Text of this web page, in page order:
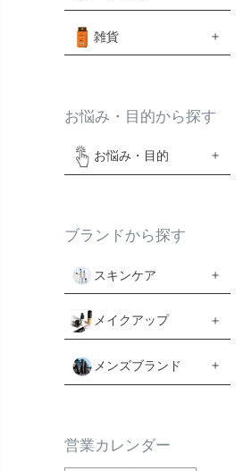
雑貨
お悩み・目的から探す
お悩み・目的
ブランドから探す
スキンケア
メイクアップ
メンズブランド
営業カレンダー